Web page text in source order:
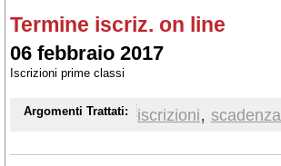
Termine iscriz. on line
06 febbraio 2017
Iscrizioni prime classi
Argomenti Trattati: iscrizioni, scadenza